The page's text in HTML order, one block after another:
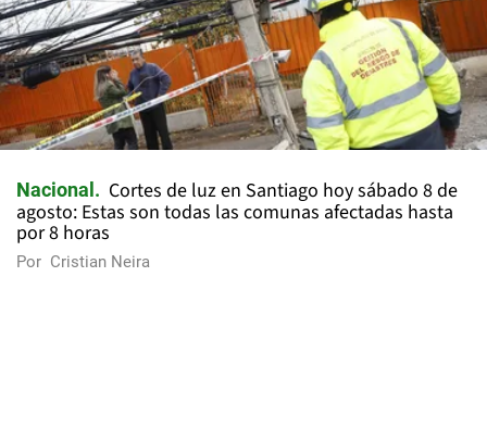
Nacional
Cortes de luz en Santiago hoy sábado 8 de
agosto: Estas son todas las comunas afectadas hasta
por 8 horas
Por Cristian Neira